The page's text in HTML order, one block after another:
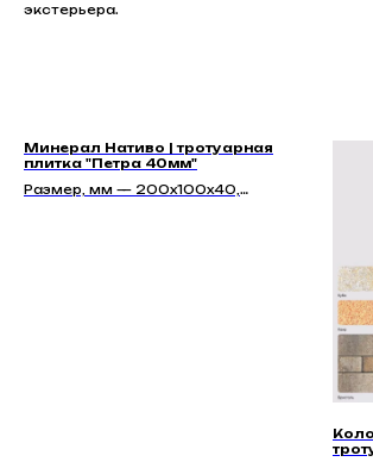
экстерьера.
Минерал Нативо | тротуарная
плитка "Петра 40мм"
Размер, мм — 200x100x40,